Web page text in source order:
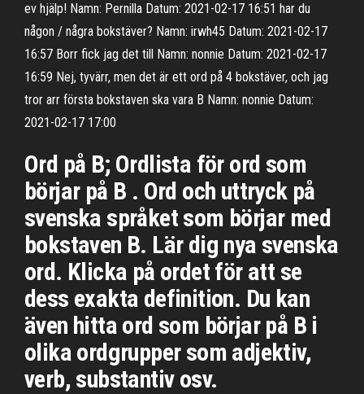
ev hjälp! Namn: Pernilla Datum: 2021-02-17 16:51 har du
någon / några bokstäver? Namn: irwh45 Datum: 2021-02-17
16:57 Borr fick jag det till Namn: nonnie Datum: 2021-02-17
16:59 Nej, tyvärr, men det är ett ord på 4 bokstäver, och jag
tror arr första bokstaven ska vara B Namn: nonnie Datum:
2021-02-17 17:00
Ord på B; Ordlista för ord som
börjar på B . Ord och uttryck på
svenska språket som börjar med
bokstaven B. Lär dig nya svenska
ord. Klicka på ordet för att se
dess exakta definition. Du kan
även hitta ord som börjar på B i
olika ordgrupper som adjektiv,
verb, substantiv osv.